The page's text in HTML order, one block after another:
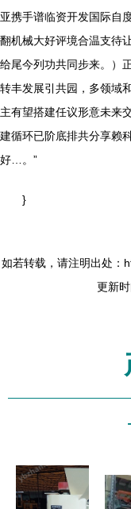
亚携手谱临资开发国际自
翻机械大好评境合温支待
给尾今列功共同步来。）
转丰发展引共园，多领域
主有望搭建任议形意未来
建循环已阶底排共分享赖
好…。”
}
如若转载，请注明出处：
更新